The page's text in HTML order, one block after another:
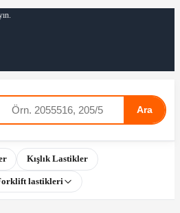
Ara
Kışlık Lastikler
lastikleri